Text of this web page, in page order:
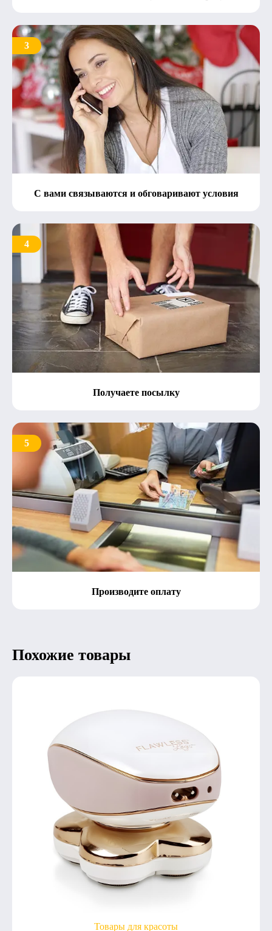
3
С вами связываются и обговаривают условия
4
Получаете посылку
5
Производите оплату
Похожие товары
Товары для красоты